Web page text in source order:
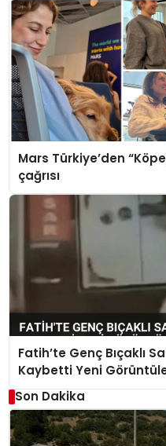
Mars Türkiye’den
çağrısı
Fatih’te Genç Bıçaklı
Kaybetti Yeni
Son Dakika